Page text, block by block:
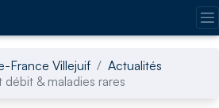
France Villejuif
Actualités
& maladies rares